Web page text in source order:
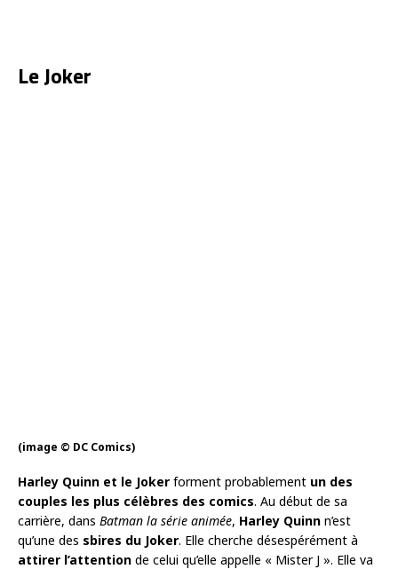
Le Joker
(image © DC Comics)
Harley Quinn et le Joker forment probablement un des
couples les plus célèbres des comics. Au début de sa
carrière, dans Batman la série animée, Harley Quinn n’est
qu’une des sbires du Joker. Elle cherche désespérément à
attirer l’attention de celui qu’elle appelle « Mister J ». Elle va